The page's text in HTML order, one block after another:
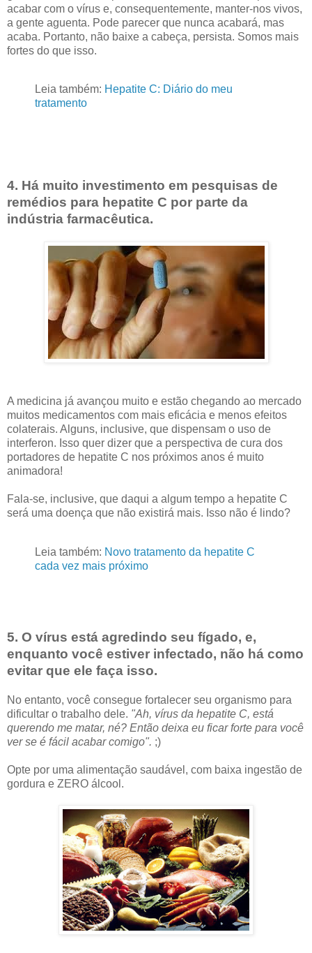
acabar com o vírus e, consequentemente, manter-nos vivos,
a gente aguenta. Pode parecer que nunca acabará, mas
acaba. Portanto, não baixe a cabeça, persista. Somos mais
fortes do que isso.
Leia também: Hepatite C: Diário do meu
tratamento
4. Há muito investimento em pesquisas de
remédios para hepatite C por parte da
indústria farmacêutica.
A medicina já avançou muito e estão chegando ao mercado
muitos medicamentos com mais eficácia e menos efeitos
colaterais. Alguns, inclusive, que dispensam o uso de
interferon. Isso quer dizer que a perspectiva de cura dos
portadores de hepatite C nos próximos anos é muito
animadora!
Fala-se, inclusive, que daqui a algum tempo a hepatite C
será uma doença que não existirá mais. Isso não é lindo?
Leia também: Novo tratamento da hepatite C
cada vez mais próximo
5. O vírus está agredindo seu fígado, e,
enquanto você estiver infectado, não há como
evitar que ele faça isso.
No entanto, você consegue fortalecer seu organismo para
dificultar o trabalho dele. "Ah, vírus da hepatite C, está
querendo me matar, né? Então deixa eu ficar forte para você
ver se é fácil acabar comigo". ;)
Opte por uma alimentação saudável, com baixa ingestão de
gordura e ZERO álcool.